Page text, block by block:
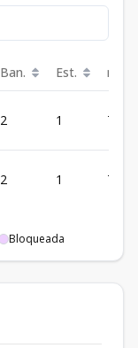
Ban. Est. m²
2 1 72
2 1 72
Bloqueada